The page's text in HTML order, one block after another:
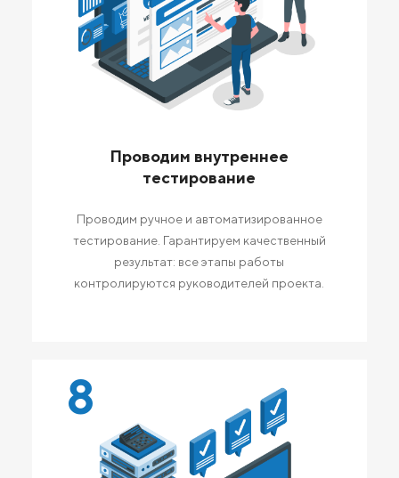
Проводим внутреннее
тестирование
Проводим ручное и автоматизированное
тестирование. Гарантируем качественный
результат: все этапы работы
контролируются руководителей проекта.
8